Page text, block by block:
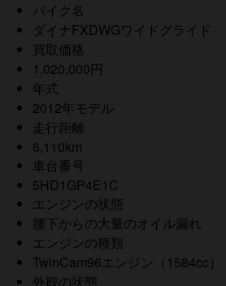
バイク名
ダイナFXDWGワイドグライド
買取価格
1,020,000円
年式
2012年モデル
走行距離
6,110km
車台番号
5HD1GP4E1C
エンジンの状態
腰下からの大量のオイル漏れ
エンジンの種類
TwinCam96エンジン（1584cc）
外観の状態